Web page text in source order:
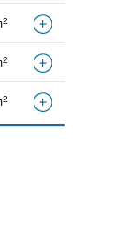
2
2
2